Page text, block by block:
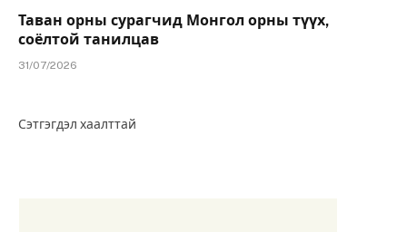
Таван орны сурагчид Монгол орны түүх,
соёлтой танилцав
31/07/2026
Сэтгэгдэл хаалттай